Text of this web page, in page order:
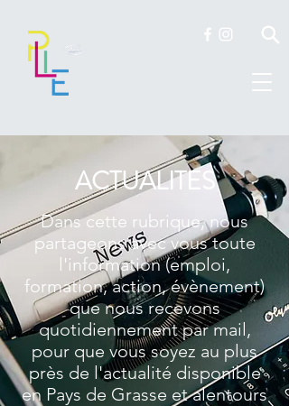
ACTUALITES
Dans cette rubrique, nous
partageons avec vous toute
l'information (emploi,
formation, action, évènement)
que nous recevons
quotidiennement par mail,
pour que vous soyez au plus
près de l'actualité disponible
en Pays de Grasse et alentours